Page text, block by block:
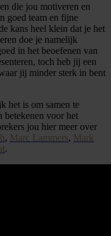
die jou motiveren en
goed team en fijne
kans heel klein dat je het
doe je namelijk
in het beoefenen van
toch heb jij een
jij minder sterk in bent
het is om samen te
betekenen voor het
jou hier meer over
, Marc Lammers, Mark
.